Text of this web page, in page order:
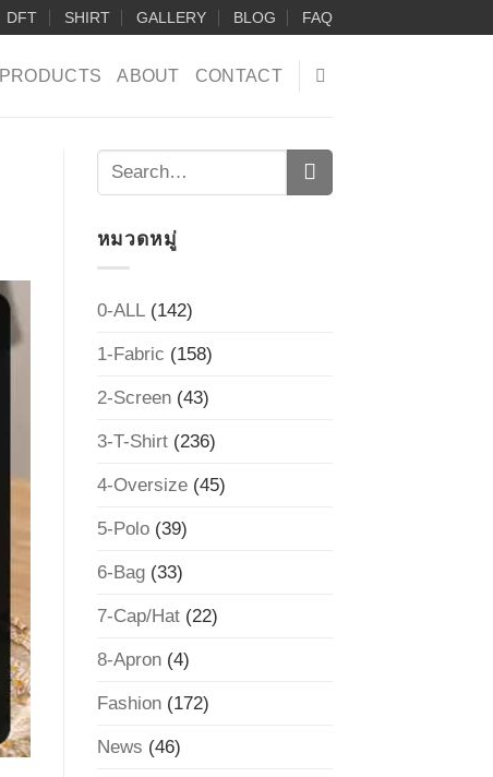
DFT SHIRT GALLERY BLOG FAQ
PRODUCTS ABOUT CONTACT
หมวดหมู่
0-ALL(142)
1-Fabric (158)
2-Screen(43)
3-T-Shirt(236)
4-Oversize(45)
5-Polo(39)
6-Bag(33)
7-Cap/Hat(22)
8-Apron(4)
Fashion(172)
News (46)